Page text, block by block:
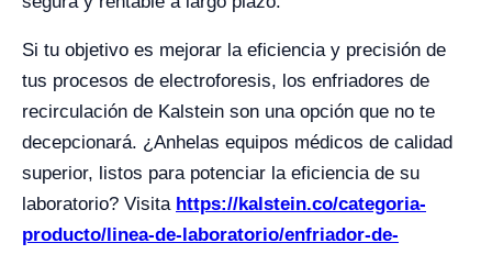
Si tu objetivo es mejorar la eficiencia y precisión de
tus procesos de electroforesis, los enfriadores de
recirculación de Kalstein son una opción que no te
decepcionará. ¿Anhelas equipos médicos de calidad
superior, listos para potenciar la eficiencia de su
laboratorio? Visita https://kalstein.co/categoria-
producto/linea-de-laboratorio/enfriador-de-